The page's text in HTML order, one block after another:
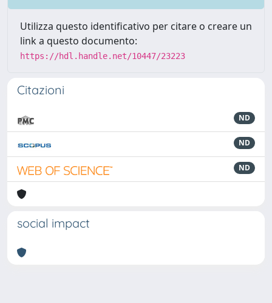
Utilizza questo identificativo per citare o creare un
link a questo documento:
https://hdl.handle.net/10447/23223
Citazioni
ND
ND
ND
social impact